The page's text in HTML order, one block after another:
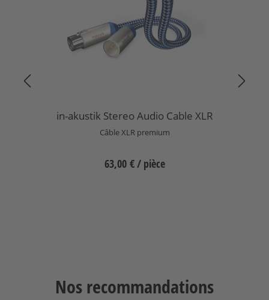
in-akustik Stereo Audio Cable XLR
Câble XLR premium
63,00 €/ pièce
Nos recommandations